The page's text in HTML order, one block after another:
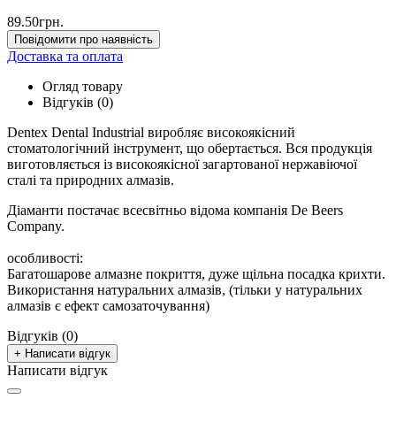
89.50грн.
Повідомити про наявність
Доставка та оплата
Огляд товару
Відгуків (0)
Dentex Dental Industrial виробляє високоякісний
стоматологічний інструмент, що обертається. Вся продукція
виготовляється із високоякісної загартованої нержавіючої
сталі та природних алмазів.
Діаманти постачає всесвітньо відома компанія De Beers
Company.
особливості:
Багатошарове алмазне покриття, дуже щільна посадка крихти.
Використання натуральних алмазів, (тільки у натуральних
алмазів є ефект самозаточування)
Відгуків (0)
+ Написати відгук
Написати відгук